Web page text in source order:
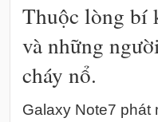
Thuộc lòng bí
và những
cháy nổ.
Galaxy Note7 phát